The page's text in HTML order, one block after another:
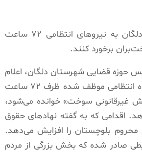
رئیس حوزه قضایی دلگان به نیروهای انتظامی ۷۲ ساعت
برخورد کنند.
حوزه قضایی شهرستان دلگان، اعلام
کرده است که دستگاه انتظامی موظف شده ظرف ۷۲ ساعت
غیرقانونی سوخت» خوانده می‌شود،
اقدامی که به گفته نهادهای حقوق
بلوچستان را افزایش می‌دهد.
صادر شده که بخش بزرگی از مردم